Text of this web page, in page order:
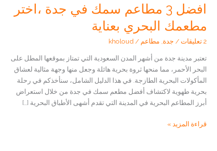
افضل 3 مطاعم سمك في جدة ،اختر
مطعمك البحري بعناية
2 تعليقات / جدة, مطاعم /
kholoud
تعتبر مدينة جدة من أشهر المدن السعودية التي تمتاز بموقعها المطل على
البحر الأحمر، مما منحها ثروة بحرية هائلة وجعل منها وجهة مثالية لعشاق
المأكولات البحرية الطازجة. في هذا الدليل الشامل، سنأخذكم في رحلة
بحرية طهوية لاكتشاف أفضل مطعم سمك في جدة من خلال استعراض
أبرز المطاعم البحرية في المدينة التي تقدم أشهى الأطباق البحرية […]
افضل
قراءة المزيد »